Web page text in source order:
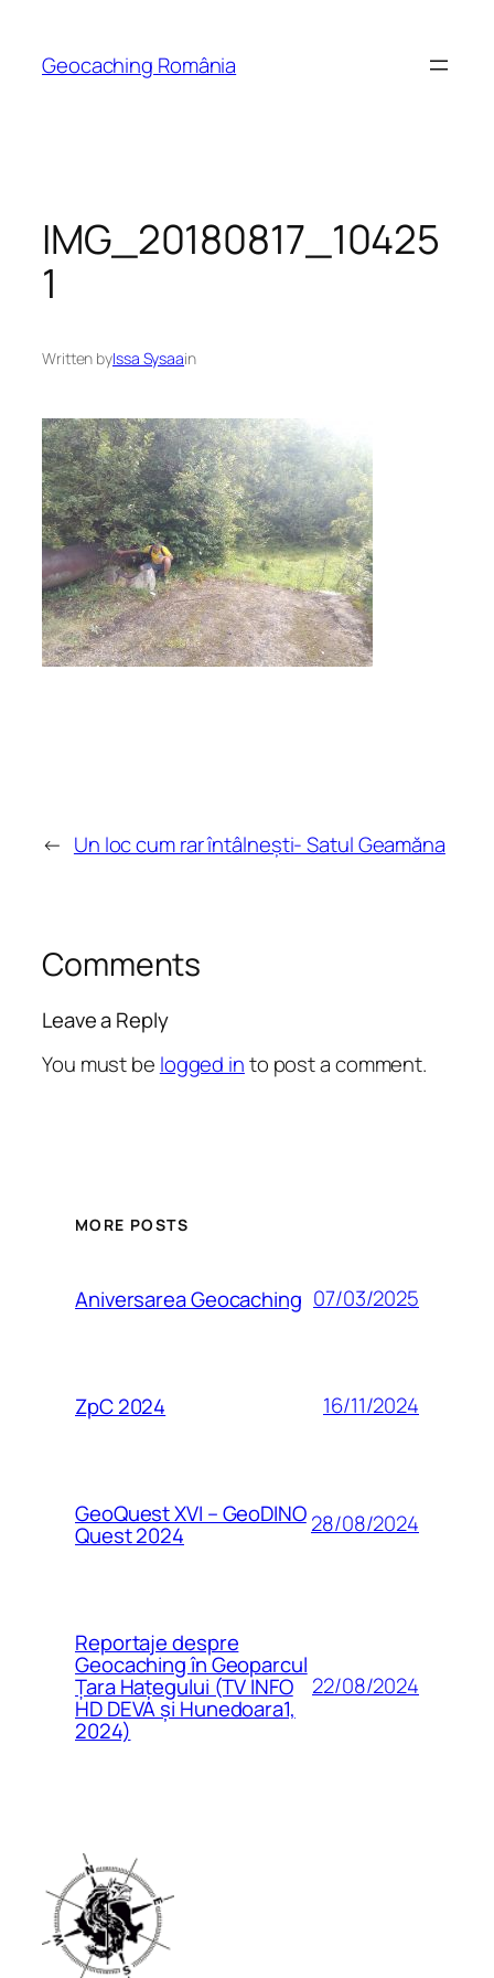
content
Geocaching România
IMG_20180817_10425
1
Written byIssa Sysaain
← Un loc cum rar întâlnești- Satul Geamăna
Comments
Leave a Reply
You must be logged into post a comment.
MORE POSTS
Aniversarea Geocaching 07/03/2025
ZpC 2024 16/11/2024
GeoQuest XVI – GeoDINO
Quest 2024 28/08/2024
Reportaje despre
Geocaching în Geoparcul
Țara Hațegului (TV INFO
HD DEVA și Hunedoara1,
2024)
22/08/2024